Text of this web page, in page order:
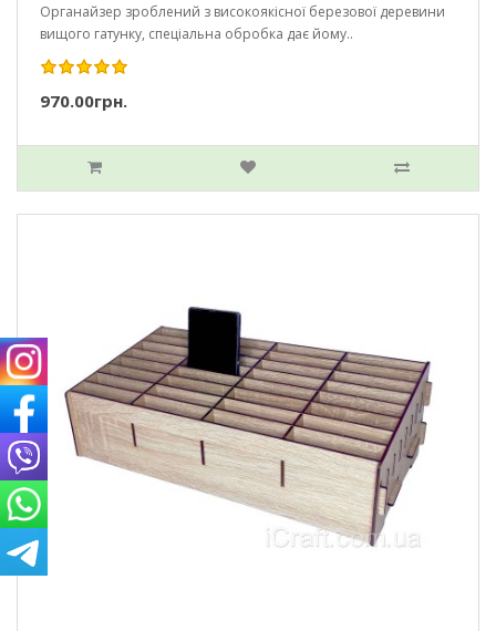
Органайзер зроблений з високоякісної березової деревини
вищого гатунку, спеціальна обробка дає йому..
970.00грн.